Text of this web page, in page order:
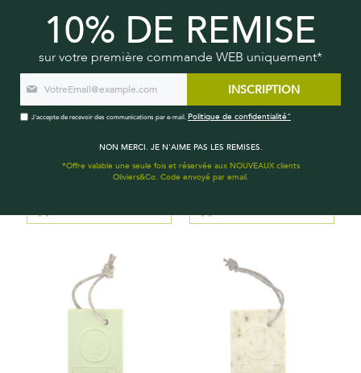
10% DE REMISE
sur votre première commande WEB uniquement*
INSCRIPTION
J'accepte de recevoir des communications par e-mail. Politique de confidentialité"
NON MERCI. JE N'AIME PAS LES REMISES.
*Offre valable une seule fois et réservée aux NOUVEAUX clients
Oliviers&Co. Code envoyé par email.
SAVON DE MARSEILLE LIQUIDE À
L'HUILE D'OLIVE BIO
9,50 €
SAVON NATUREL FIGUE-OLIVE
5,00 €